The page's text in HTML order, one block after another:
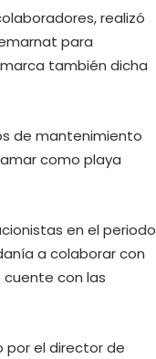
realizó
para
también dicha
de mantenimiento
como playa
en el periodo
a colaborar con
con las
por el director de